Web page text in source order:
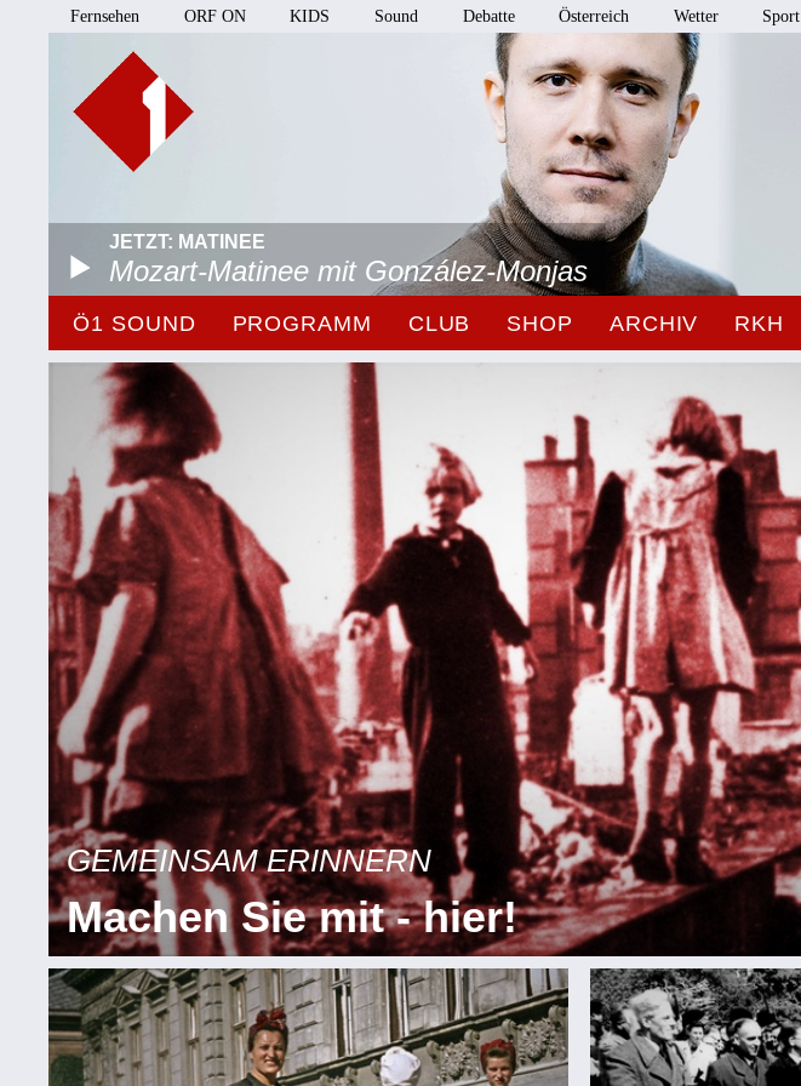
Fernsehen ORF ON KIDS Sound Debatte Österreich Wetter Sport
JETZT: MATINEE
Mozart-Matinee mit González-Monjas
Ö1 SOUND PROGRAMM CLUB SHOP ARCHIV RKH
GEMEINSAM ERINNERN
Machen Sie mit - hier!